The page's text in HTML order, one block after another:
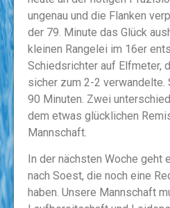
ungenau und die Flanken
der 79. Minute das Glück
kleinen Rangelei im 16er
Schiedsrichter auf Elfmeter,
sicher zum 2-2 verwandelte.
90 Minuten. Zwei
dem etwas glücklichen
Mannschaft.
In der nächsten Woche geht
nach Soest, die noch eine
haben. Unsere Mannschaft